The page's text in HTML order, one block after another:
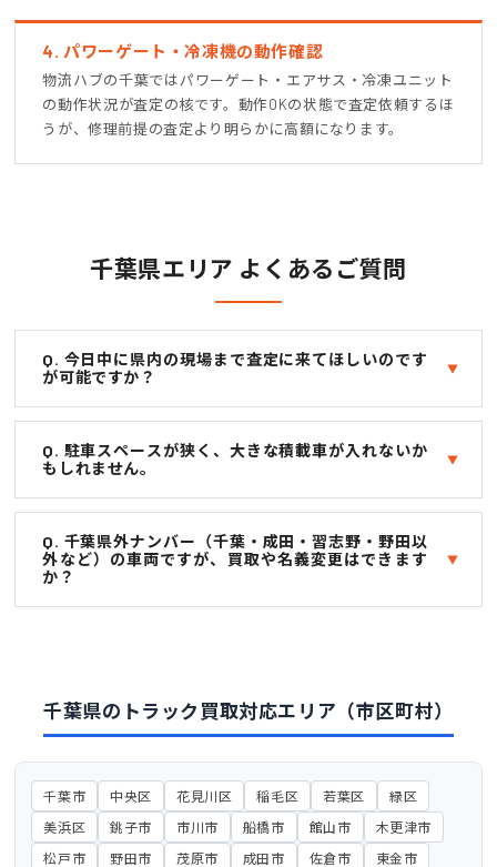
4. パワーゲート・冷凍機の動作確認
物流ハブの千葉ではパワーゲート・エアサス・冷凍ユニット
の動作状況が査定の核です。動作OKの状態で査定依頼するほ
うが、修理前提の査定より明らかに高額になります。
千葉県エリア よくあるご質問
Q. 今日中に県内の現場まで査定に来てほしいのです
が可能ですか？
Q. 駐車スペースが狭く、大きな積載車が入れないか
もしれません。
Q. 千葉県外ナンバー（千葉・成田・習志野・野田以
外など）の車両ですが、買取や名義変更はできます
か？
千葉県のトラック買取対応エリア（市区町村）
千葉市 中央区 花見川区 稲毛区 若葉区
緑区
美浜区
銚子市 市川市 船橋市 館山市
木更津市
松戸市
野田市 茂原市 成田市 佐倉市
東金市